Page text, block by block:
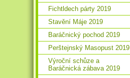
Fichtldech párty 2019
Stavění Máje 2019
Baráčnický pochod 2019
Perštejnský Masopust 2019
Výroční schůze a
Baráčnická zábava 2019